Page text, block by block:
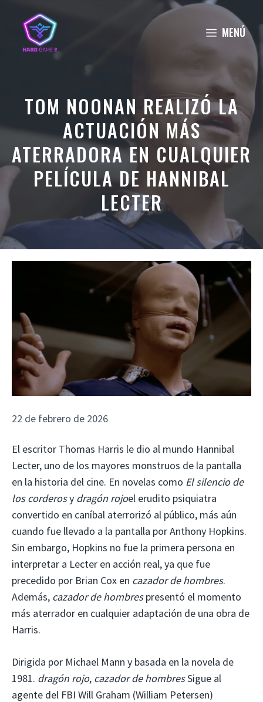
contenido
MENÚ
TOM NOONAN REALIZÓ LA
ACTUACIÓN MÁS
ATERRADORA EN CUALQUIER
PELÍCULA DE HANNIBAL
LECTER
22 de febrero de 2026
El escritor Thomas Harris le dio al mundo Hannibal
Lecter, uno de los mayores monstruos de la pantalla
en la historia del cine. En novelas como El silencio de
los corderosy dragón rojoel erudito psiquiatra
convertido en caníbal aterrorizó al público, más aún
cuando fue llevado a la pantalla por Anthony Hopkins.
Sin embargo, Hopkins no fue la primera persona en
interpretar a Lecter en acción real, ya que fue
precedido por Brian Cox en cazador de hombres.
Además, cazador de hombrespresentó el momento
más aterrador en cualquier adaptación de una obra de
Harris.
Dirigida por Michael Mann y basada en la novela de
1981. dragón rojo, cazador de hombresSigue al
agente del FBI Will Graham (William Petersen)